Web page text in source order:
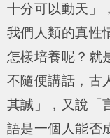
十分可以動天 」
我們人類的真性
怎樣培養呢？就
不隨便講話，古
其誠 」，又說「
語是一個人能否